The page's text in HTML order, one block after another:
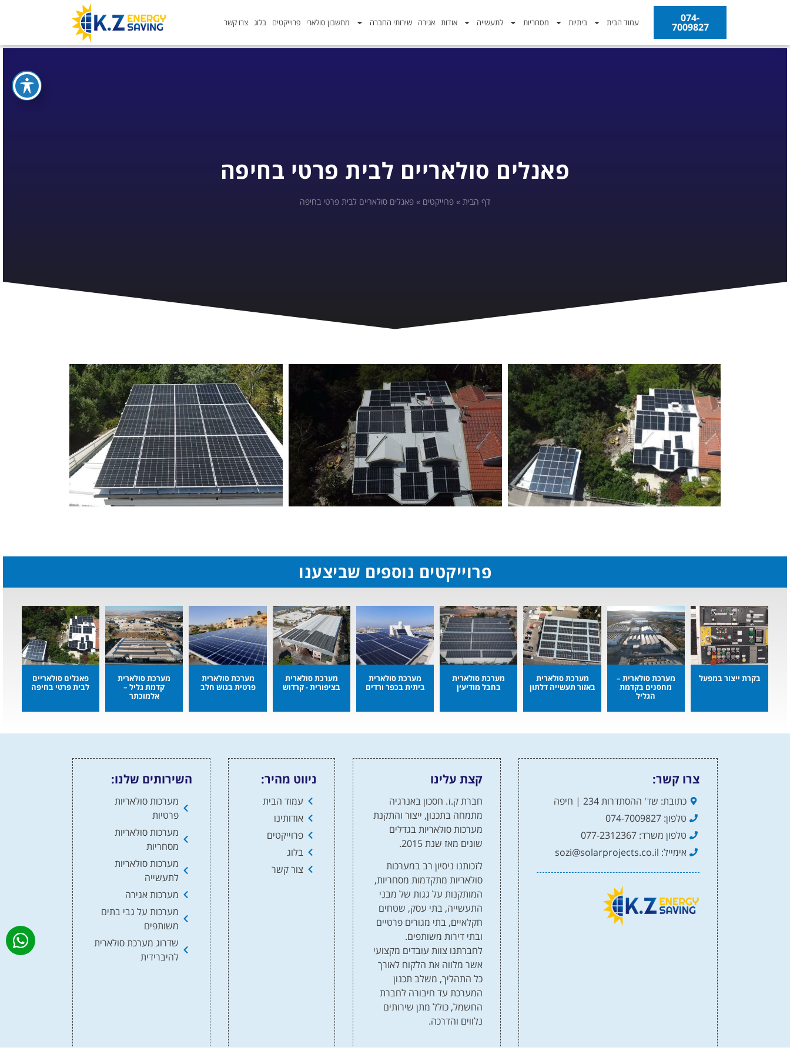
074-
7009827 עמוד הבית ביתיות מסחריות לתעשייה אודות אגירה שירותי החברה מחשבון סולארי פרוייקטים בלוג צרו קשר
פאנלים סולאריים לבית פרטי בחיפה
דף הבית » פרוייקטים » פאנלים סולאריים לבית פרטי בחיפה
פרוייקטים נוספים שביצענו
בקרת ייצור במפעל
מערכת סולארית –
מחסנים בקדמת
הגליל
מערכת סולארית
באזור תעשייה דלתון
מערכת סולארית
בחבל מודיעין
מערכת סולארית
ביתית בכפר ורדים
מערכת סולארית
בציפורית - קרדוש
מערכת סולארית
פרטית בגוש חלב
מערכת סולארית
קדמת גליל –
אלמוכתר
פאנלים סולאריים
לבית פרטי בחיפה
צרו קשר:
כתובת: שד' ההסתדרות 234 | חיפה
טלפון: 074-7009827
טלפון משרד: 077-2312367
אימייל: sozi@solarprojects.co.il
קצת עלינו
חברת ק.ז. חסכון באנרגיה
מתמחה בתכנון, ייצור והתקנת
מערכות סולאריות בגדלים
שונים מאז שנת 2015.
לזכותנו ניסיון רב במערכות
סולאריות מתקדמות מסחריות,
המותקנות על גגות של מבני
התעשייה, בתי עסק, שטחים
חקלאיים, בתי מגורים פרטיים
ובתי דירות משותפים.
לחברתנו צוות עובדים מקצועי
אשר מלווה את הלקוח לאורך
כל התהליך, משלב תכנון
המערכת עד חיבורה לחברת
החשמל, כולל מתן שירותים
נלווים והדרכה.
ניווט מהיר:
עמוד הבית
אודותינו
פרוייקטים
בלוג
צור קשר
השירותים שלנו:
מערכות סולאריות
פרטיות
מערכות סולאריות
מסחריות
מערכות סולאריות
לתעשייה
מערכות אגירה
מערכות על גבי בתים
משותפים
שדרוג מערכת סולארית
להיברידית